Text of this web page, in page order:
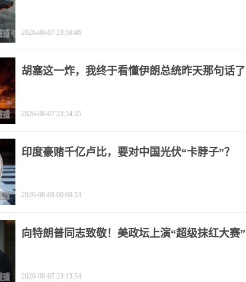
2026-08-07 23:50:46
胡塞这一炸，我终于看懂伊朗总统昨天那句话了
2026-08-07 23:54:35
印度豪赌千亿卢比，要对中国光伏“卡脖子”？
2026-08-08 00:00:53
向特朗普同志致敬！美政坛上演“超级抹红大赛”
2026-08-07 23:13:54